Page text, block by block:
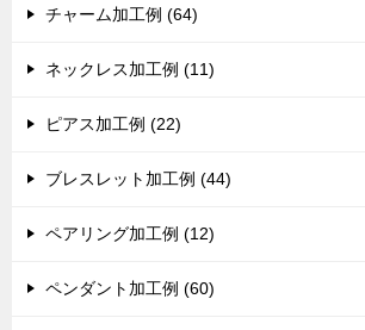
チャーム加工例 (64)
ネックレス加工例 (11)
ピアス加工例 (22)
ブレスレット加工例 (44)
ペアリング加工例 (12)
ペンダント加工例 (60)